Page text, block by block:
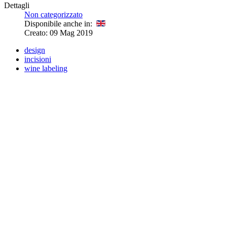
Dettagli
Non categorizzato
Disponibile anche in:
Creato: 09 Mag 2019
design
incisioni
wine labeling